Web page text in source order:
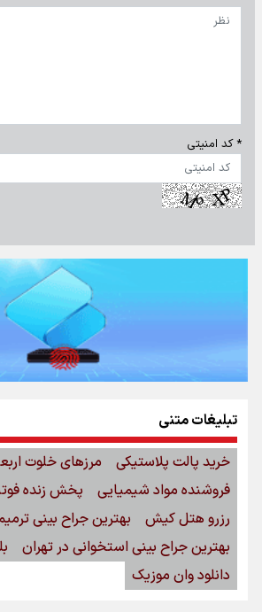
* کد امنیتی
تبلیغات متنی
خرید پالت پلاستیکی
مرزهای خلوت
فروشنده مواد شیمیایی
پخش زنده
رزرو هتل کیش
بهترین جراح بینی
بهترین جراح بینی استخوانی در تهران
دانلود وان موزیک